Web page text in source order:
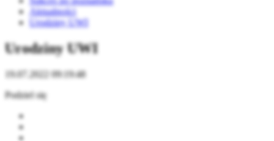
Aktualności
Urodziny UWI
Urodziny UWI
19.07.2022 09:19:48
Podziel się